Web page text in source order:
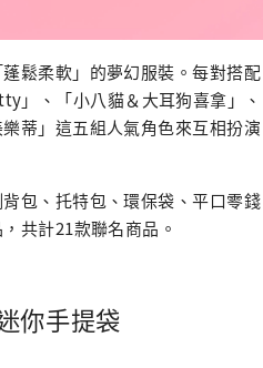
鬆柔軟」的夢幻服裝。每對搭配
」、「小八貓＆大耳狗喜拿」、
蒂」這五組人氣角色來互相扮演
包、托特包、環保袋、平口零錢
共計21款聯名商品。
你手提袋